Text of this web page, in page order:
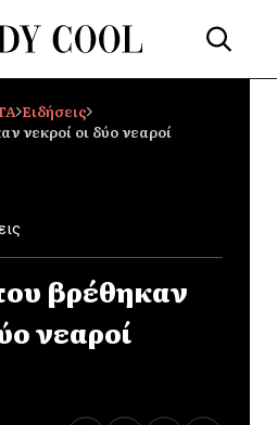
Ειδήσεις
νεκροί οι δύο νεαροί
βρέθηκαν
νεαροί